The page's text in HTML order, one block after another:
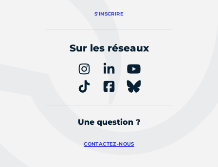
S'INSCRIRE
Sur les réseaux
Une question ?
CONTACTEZ-NOUS